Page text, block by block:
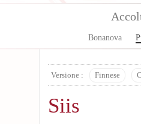
Bonanova
Versione : Finnese
Siis